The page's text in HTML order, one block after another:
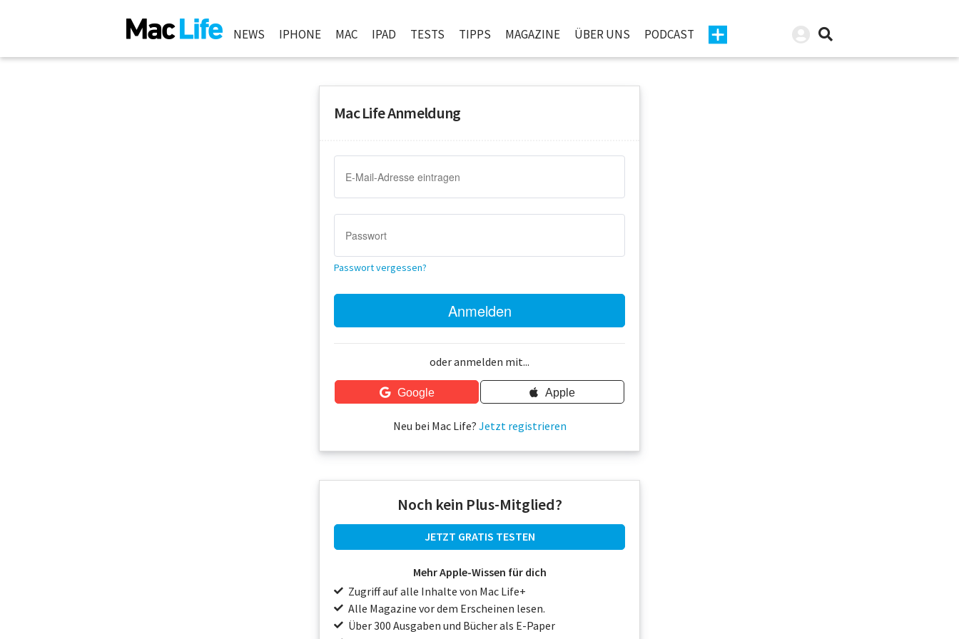
NEWS IPHONE MAC IPAD TESTS TIPPS MAGAZINE ÜBER UNS PODCAST
Mac Life Anmeldung
Passwort vergessen?
oder anmelden mit...
Google Apple
Neu bei Mac Life? Jetzt registrieren
Noch kein Plus-Mitglied?
JETZT GRATIS TESTEN
Mehr Apple-Wissen für dich
Zugriff auf alle Inhalte von Mac Life+
Alle Magazine vor dem Erscheinen lesen.
Über 300 Ausgaben und Bücher als E-Paper